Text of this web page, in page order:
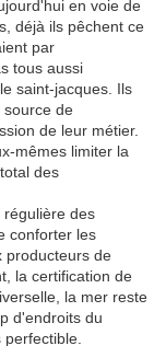
en voie de
déjà ils pêchent ce
par
tous aussi
saint-jacques. Ils
source de
de leur métier.
mêmes limiter la
des
régulière des
conforter les
producteurs de
la certification de
la mer reste
d'endroits du